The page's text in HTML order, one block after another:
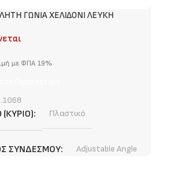
ΓΩΝΙΑ ΧΕΛΙΔΟΝΙ ΛΕΥΚΗ
με ΦΠΑ 19%
(ΚΎΡΙΟ) Πλαστικό
ΣΥΝΔΈΣΜΟΥ Adjustable Angle